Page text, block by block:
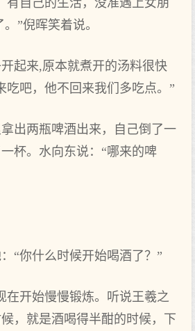
有自己的生活，没准遇上女朋
”倪晖笑着说。
起来,原本就煮开的汤料很快
吃吧，他不回来我们多吃点。”
出两瓶啤酒出来，自己倒了一
杯。水向东说：“哪来的啤
“你什么时候开始喝酒了？”
在开始慢慢锻炼。听说王羲之
，就是酒喝得半酣的时候，下